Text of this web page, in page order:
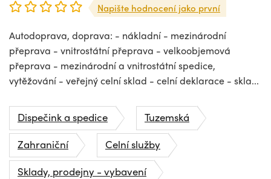
Napište hodnocení jako první
Autodoprava, doprava: - nákladní - mezinárodní
přeprava - vnitrostátní přeprava - velkoobjemová
přeprava - mezinárodní a vnitrostátní spedice,
vytěžování - veřejný celní sklad - celní deklarace - skla...
Dispečink a spedice
Tuzemská
Zahraniční
Celní služby
Sklady, prodejny - vybavení